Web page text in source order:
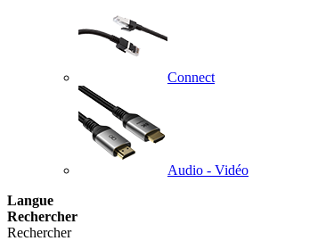
Connect
Audio - Vidéo
Langue
Rechercher
Rechercher